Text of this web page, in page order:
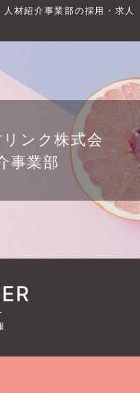
材紹介事業部の採用・求人
ンク株式会
事業部